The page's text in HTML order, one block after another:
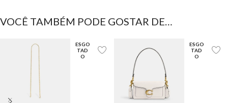
VOCÊ TAMBÉM PODE GOSTAR DE…
ESGO
TAD
O
ESGO
TAD
O